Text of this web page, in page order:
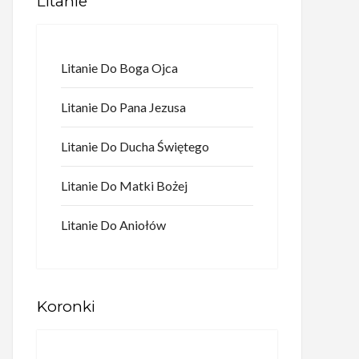
Litanie Do Boga Ojca
Litanie Do Pana Jezusa
Litanie Do Ducha Świętego
Litanie Do Matki Bożej
Litanie Do Aniołów
Koronki